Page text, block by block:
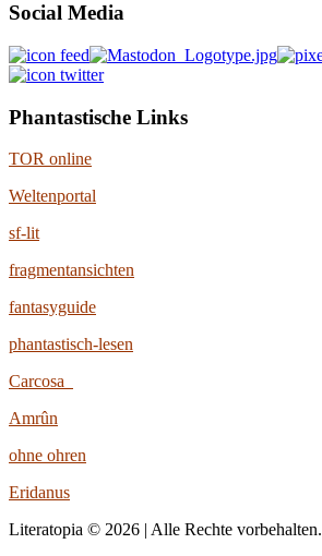
Social Media
Phantastische Links
TOR online
Weltenportal
sf-lit
fragmentansichten
fantasyguide
phantastisch-lesen
Carcosa
Amrûn
ohne ohren
Eridanus
Literatopia © 2026 | Alle Rechte vorbehalten.